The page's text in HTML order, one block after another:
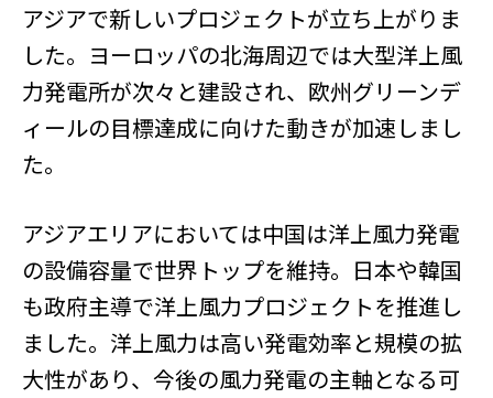
アジアで新しいプロジェクトが立ち上がりま
した。ヨーロッパの北海周辺では大型洋上風
力発電所が次々と建設され、欧州グリーンデ
ィールの目標達成に向けた動きが加速しまし
た。
アジアエリアにおいては中国は洋上風力発電
の設備容量で世界トップを維持。日本や韓国
も政府主導で洋上風力プロジェクトを推進し
ました。洋上風力は高い発電効率と規模の拡
大性があり、今後の風力発電の主軸となる可